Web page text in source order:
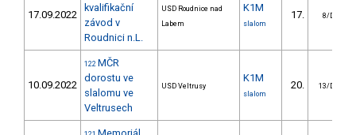
17.09.2022
kvalifikační
závod v
Roudnici n.L.
USD Roudnice nad
Labem
K1M
slalom
17. 8/DS
10.09.2022
122 MČR
dorostu ve
slalomu ve
Veltrusech
USD Veltrusy
K1M
slalom
20. 13/DS